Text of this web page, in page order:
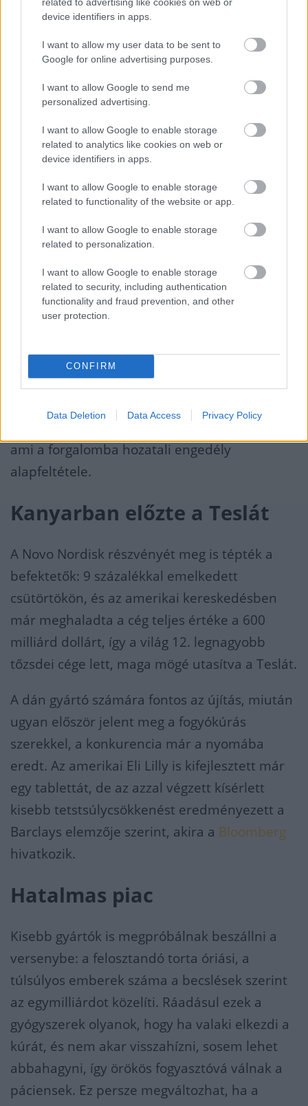
device identifiers in apps.
I want to allow my user data to be sent to
Google for online advertising purposes.
I want to allow Google to send me
personalized advertising.
I want to allow Google to enable storage
related to analytics like cookies on web or
device identifiers in apps.
I want to allow Google to enable storage
related to functionality of the website or app.
I want to allow Google to enable storage
related to personalization.
I want to allow Google to enable storage
related to security, including authentication
functionality and fraud prevention, and other
user protection.
CONFIRM
Data Deletion Data Access Privacy Policy
tabletta, sokkal több túlsúlyos ember
szánhatja rá magát az immár igen egyszerű
fogyókúrára.
Nagy lépés
Az amycretin hatóanyagú tabletta ugyanúgy
csökkenti az étvágyat, mint a Wegovy injekció.
adták le átlagosan a 12 hetes kísérlet során.
akár hatékonyabb is lehet, mint az injekció.
A kísérlet ugyan még csak egy első lépés volt,
szükségesek ahhoz, hogy kereskedelmi
forgalomba kerülhessen a gyógyszer, bár a
cég menedzsmentje nem zárta ki, hogy egyből
ami a forgalomba hozatali engedély
alapfeltétele.
Kanyarban előzte a Teslát
A Novo Nordisk részvényét meg is tépték a
befektetők: 9 százalékkal emelkedett
csütörtökön, és az amerikai kereskedésben
már meghaladta a cég teljes értéke a 600
milliárd dollárt, így a világ 12. legnagyobb
tőzsdei cége lett, maga mögé utasítva a Teslát.
A dán gyártó számára fontos az újítás, miután
ugyan először jelent meg a fogyókúrás
szerekkel, a konkurencia már a nyomába
eredt. Az amerikai Eli Lilly is kifejlesztett már
egy tablettát, de az azzal végzett kísérlett
kisebb tetstsúlycsökkenést eredményezett a
Barclays elemzője szerint, akira a Bloomberg
hivatkozik.
Hatalmas piac
Kisebb gyártók is megpróbálnak beszállni a
versenybe: a felosztandó torta óriási, a
túlsúlyos emberek száma a becslések szerint
az egymilliárdot közelíti. Ráadásul ezek a
gyógyszerek olyanok, hogy ha valaki elkezdi a
kúrát, és nem akar visszahízni, sosem lehet
abbahagyni, így örökös fogyasztóvá válnak a
páciensek. Ez persze megváltozhat, ha a